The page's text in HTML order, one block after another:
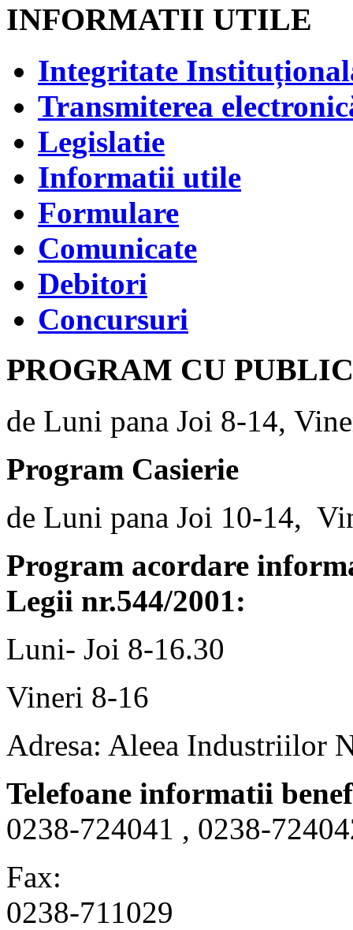
INFORMATII UTILE
Integritate
Transmiterea
Legislatie
Informatii utile
Formulare
Comunicate
Debitori
Concursuri
PROGRAM CU
de Luni pana Joi 8-14,
Program Casierie
de Luni pana Joi 10-14,
Program acordare
Legii nr.544/2001:
Luni- Joi 8-16.30
Vineri 8-16
Adresa: Aleea Industriilor
Telefoane informatii
0238-724041 , 0238-
Fax:
0238-711029